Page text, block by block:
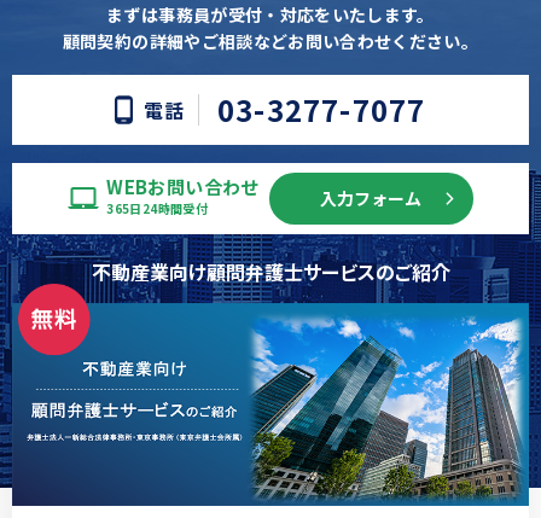
まずは事務員が受付・対応をいたします。
顧問契約の詳細やご相談などお問い合わせください。
電話 03-3277-7077
WEBお問い合わせ
365日24時間受付 入力フォーム
不動産業向け顧問弁護士サービスのご紹介